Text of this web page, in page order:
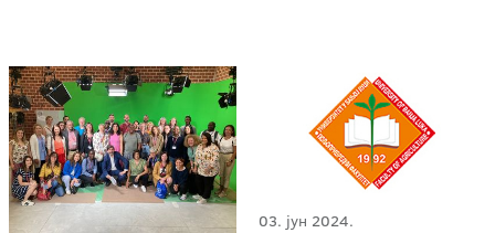
03. јун 2024.